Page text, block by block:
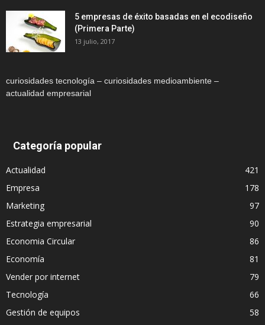
5 empresas de éxito basadas en el ecodiseño
(Primera Parte)
13 julio, 2017
curiosidades tecnología – curiosidades medioambiente –
actualidad empresarial
Categoría popular
Actualidad
421
Empresa
178
Marketing
97
Estrategia empresarial
90
Economia Circular
86
Economía
81
Vender por internet
79
Tecnología
66
Gestión de equipos
58